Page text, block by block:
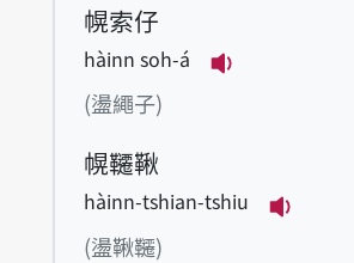
幌索仔
hàinn soh-á
(盪繩子)
幌韆鞦
hàinn-tshian-tshiu
(盪鞦韆)